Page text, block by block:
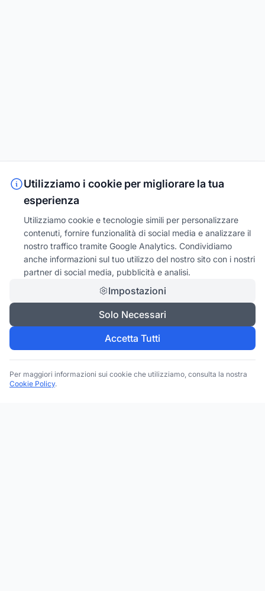
Utilizziamo i cookie per migliorare la tua
esperienza
Utilizziamo cookie e tecnologie simili per personalizzare
contenuti, fornire funzionalità di social media e analizzare il
nostro traffico tramite Google Analytics. Condividiamo
anche informazioni sul tuo utilizzo del nostro sito con i nostri
partner di social media, pubblicità e analisi.
Impostazioni
Solo Necessari
Accetta Tutti
Per maggiori informazioni sui cookie che utilizziamo, consulta la nostra
Cookie Policy.